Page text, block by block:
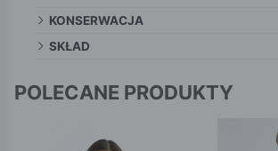
KONSERWACJA
SKŁAD
POLECANE PRODUKTY